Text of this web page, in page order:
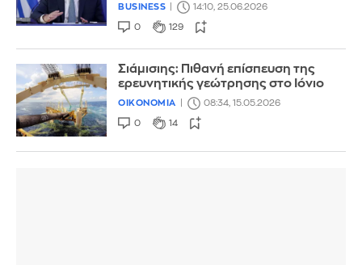
BUSINESS 14:10, 25.06.2026
0 129
Σιάμισιης: Πιθανή επίσπευση της
ερευνητικής γεώτρησης στο Ιόνιο
ΟΙΚΟΝΟΜΙΑ 08:34, 15.05.2026
0 14